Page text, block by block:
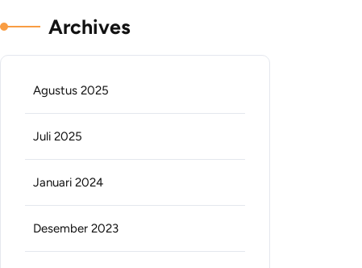
Archives
Agustus 2025
Juli 2025
Januari 2024
Desember 2023